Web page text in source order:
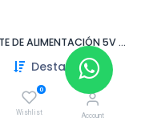
Destacado
0
Wishlist Account
FUENTE DE ALIMENTACIÓN 5V 0.8A
$ 6.00